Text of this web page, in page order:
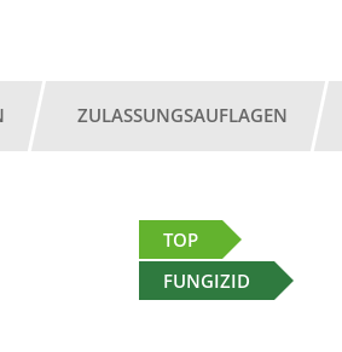
ZULASSUNGSAUFLAGEN
TOP
FUNGIZID